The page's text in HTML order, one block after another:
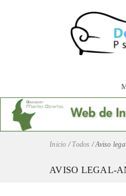
Inicio / Todos /Aviso
AVISO LEGAL-